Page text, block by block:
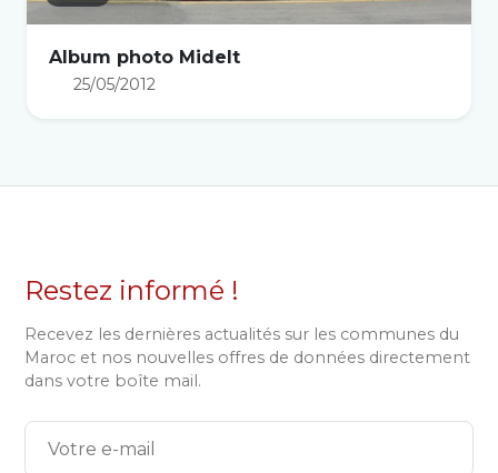
Album photo Midelt
25/05/2012
Restez informé !
Recevez les dernières actualités sur les communes du
Maroc et nos nouvelles offres de données directement
dans votre boîte mail.